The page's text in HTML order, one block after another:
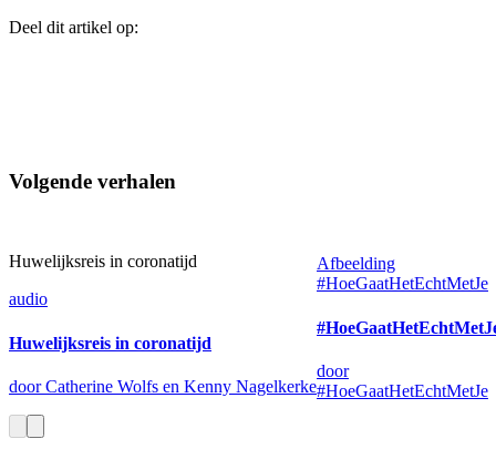
Deel dit artikel op:
Volgende verhalen
Huwelijksreis in coronatijd
audio
Huwelijksreis in coronatijd
door Catherine Wolfs en Kenny Nagelkerke
Afbeelding
#HoeGaatHetEchtMetJe
door
#HoeGaatHetEchtMetJe